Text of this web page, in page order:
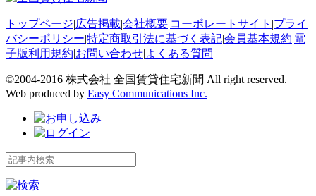
トップページ|広告掲載|会社概要|コーポレートサイト |プライ
バシーポリシー|特定商取引法に基づく表記|会員基本規約|電
子版利用規約|お問い合わせ|よくある質問
©2004-2016 株式会社 全国賃貸住宅新聞 All right reserved.
Web produced by Easy Communications Inc.